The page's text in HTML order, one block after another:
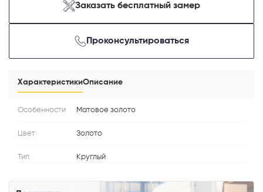
Заказать бесплатный замер
Проконсультироваться
ХарактеристикиОписание
Особенности Матовое золото
Цвет Золото
Тип Круглый
Перезвонить